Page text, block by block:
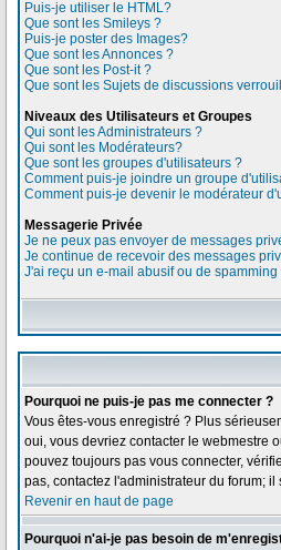
Puis-je utiliser le HTML?
Que sont les Smileys ?
Puis-je poster des Images?
Que sont les Annonces ?
Que sont les Post-it ?
Que sont les Sujets de discussions
Niveaux des Utilisateurs et Groupes
Qui sont les Administrateurs ?
Qui sont les Modérateurs?
Que sont les groupes d'utilisateurs ?
Comment puis-je joindre un groupe
Comment puis-je devenir le modérateur
Messagerie Privée
Je ne peux pas envoyer de messages
Je continue de recevoir des messages
J'ai reçu un e-mail abusif ou de
Pourquoi ne puis-je pas me connecter ?
Vous êtes-vous enregistré ? Plus
oui, vous devriez contacter le webmestre
pouvez toujours pas vous connecter,
pas, contactez l'administrateur du forum;
Revenir en haut de page
Pourquoi n'ai-je pas besoin de